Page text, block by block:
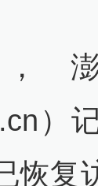
）
恢复